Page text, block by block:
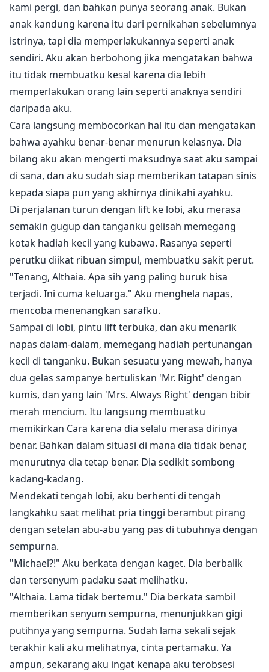
kami pergi, dan bahkan punya seorang anak. Bukan
anak kandung karena itu dari pernikahan sebelumnya
istrinya, tapi dia memperlakukannya seperti anak
sendiri. Aku akan berbohong jika mengatakan bahwa
itu tidak membuatku kesal karena dia lebih
memperlakukan orang lain seperti anaknya sendiri
daripada aku.
Cara langsung membocorkan hal itu dan mengatakan
bahwa ayahku benar-benar menurun kelasnya. Dia
bilang aku akan mengerti maksudnya saat aku sampai
di sana, dan aku sudah siap memberikan tatapan sinis
kepada siapa pun yang akhirnya dinikahi ayahku.
Di perjalanan turun dengan lift ke lobi, aku merasa
semakin gugup dan tanganku gelisah memegang
kotak hadiah kecil yang kubawa. Rasanya seperti
perutku diikat ribuan simpul, membuatku sakit perut.
"Tenang, Althaia. Apa sih yang paling buruk bisa
terjadi. Ini cuma keluarga." Aku menghela napas,
mencoba menenangkan sarafku.
Sampai di lobi, pintu lift terbuka, dan aku menarik
napas dalam-dalam, memegang hadiah pertunangan
kecil di tanganku. Bukan sesuatu yang mewah, hanya
dua gelas sampanye bertuliskan 'Mr. Right' dengan
kumis, dan yang lain 'Mrs. Always Right' dengan bibir
merah mencium. Itu langsung membuatku
memikirkan Cara karena dia selalu merasa dirinya
benar. Bahkan dalam situasi di mana dia tidak benar,
menurutnya dia tetap benar. Dia sedikit sombong
kadang-kadang.
Mendekati tengah lobi, aku berhenti di tengah
langkahku saat melihat pria tinggi berambut pirang
dengan setelan abu-abu yang pas di tubuhnya dengan
sempurna.
"Michael?!" Aku berkata dengan kaget. Dia berbalik
dan tersenyum padaku saat melihatku.
"Althaia. Lama tidak bertemu." Dia berkata sambil
memberikan senyum sempurna, menunjukkan gigi
putihnya yang sempurna. Sudah lama sekali sejak
terakhir kali aku melihatnya, cinta pertamaku. Ya
ampun, sekarang aku ingat kenapa aku terobsesi